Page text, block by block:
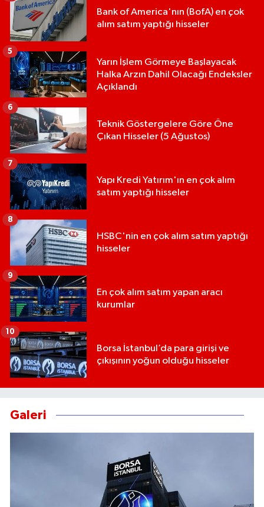
Bank of America'nın (BofA) en çok
alım satım yaptığı hisseler
Yarın İşlem Görmeye Başlayacak
Halka Arzın Dahil Olacağı Endeksler
Açıklandı
5
Teknik Göstergelere Göre Öne
Çıkan Hisseler (5 Ağustos)
6
Yapı Kredi Yatırım'ın en çok alım
satım yaptığı hisseler
7
HSBC'nin en çok alım satım yaptığı
hisseler
8
En çok alım satım yapan aracı
kurumlar
9
Borsa İstanbul’da para girişi ve
çıkışının yoğun olduğu hisseler
10
Galeri